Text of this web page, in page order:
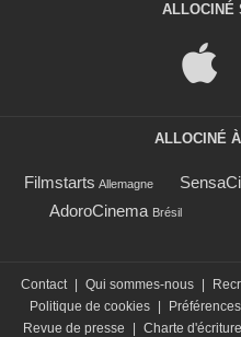
ALLOCINÉ
ALLOCINÉ
Filmstarts Allemagne
AdoroCinema Brésil
Contact Qui sommes-nous
Politique de cookies
Revue de presse
Charte d'écriture